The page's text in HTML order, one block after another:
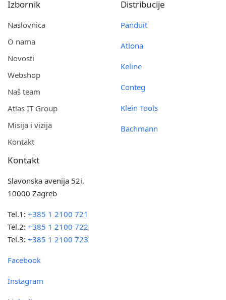
Izbornik
Naslovnica
O nama
Novosti
Webshop
Naš team
Atlas IT Group
Misija i vizija
Kontakt
Distribucije
Panduit
Atlona
Keline
Conteg
Klein Tools
Bachmann
Kontakt
Slavonska avenija 52i,
10000 Zagreb
Tel.1:+385 1 2100 721
Tel.2:+385 1 2100 722
Tel.3:+385 1 2100 723
Facebook
Instagram